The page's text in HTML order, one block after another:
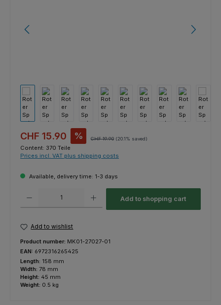
Sale price:
CHF 15.90 % Regular price:
CHF 19.90 (20.1% saved)
Content: 370 Teile
Prices incl. VAT plus shipping costs
Available, delivery time: 1-3 days
Add to shopping cart
Add to wishlist
Product number: MK01-27027-01
EAN: 6972316265425
Length: 158 mm
Width: 78 mm
Height: 45 mm
Weight: 0.5 kg